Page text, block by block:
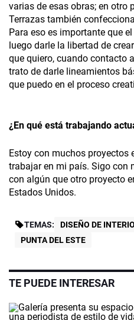
varias de esas obras; en otro
Terrazas también
Para eso es importante que
luego darle la libertad de
que quiero, cuando contacto
trato de darle lineamientos
que puedo en el proceso
¿En qué está trabajando
Estoy con muchos proyectos
trabajar en mi país. Sigo con
con algún que otro proyecto
Estados Unidos.
TEMAS: DISEÑO DE
PUNTA DEL ESTE
TE PUEDE INTERESAR